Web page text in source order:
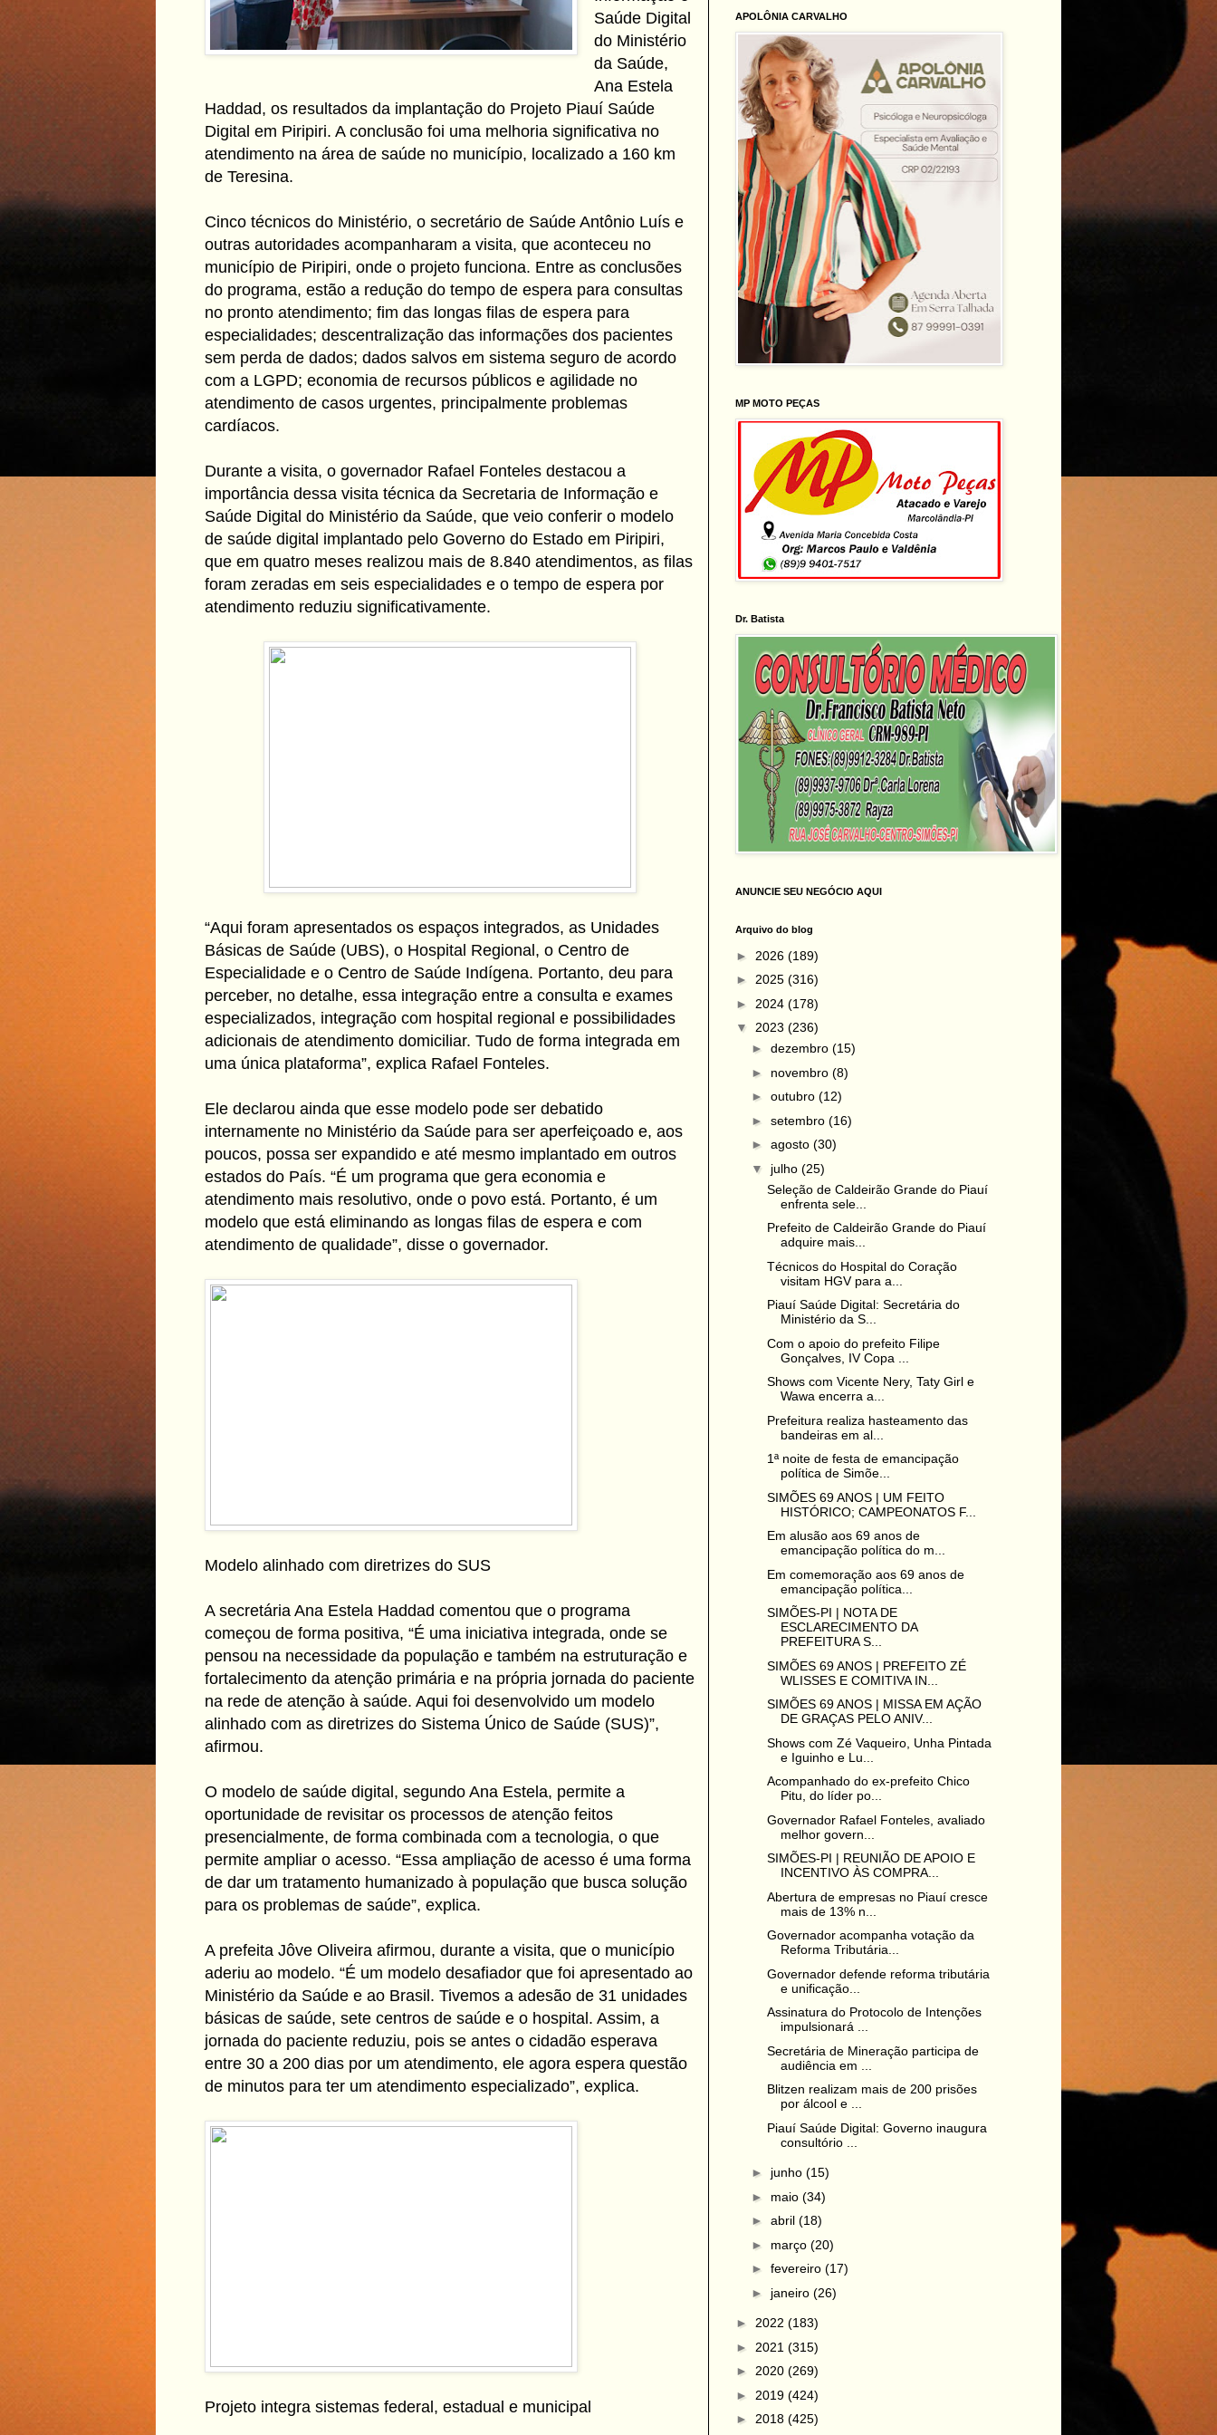
Saúde Digital
do Ministério
da Saúde,
Ana Estela
Haddad, os resultados da implantação do Projeto Piauí Saúde
Digital em Piripiri. A conclusão foi uma melhoria significativa no
atendimento na área de saúde no município, localizado a 160 km
de Teresina.
Cinco técnicos do Ministério, o secretário de Saúde Antônio Luís e
outras autoridades acompanharam a visita, que aconteceu no
município de Piripiri, onde o projeto funciona. Entre as conclusões
do programa, estão a redução do tempo de espera para consultas
no pronto atendimento; fim das longas filas de espera para
especialidades; descentralização das informações dos pacientes
sem perda de dados; dados salvos em sistema seguro de acordo
com a LGPD; economia de recursos públicos e agilidade no
atendimento de casos urgentes, principalmente problemas
cardíacos.
Durante a visita, o governador Rafael Fonteles destacou a
importância dessa visita técnica da Secretaria de Informação e
Saúde Digital do Ministério da Saúde, que veio conferir o modelo
de saúde digital implantado pelo Governo do Estado em Piripiri,
que em quatro meses realizou mais de 8.840 atendimentos, as filas
foram zeradas em seis especialidades e o tempo de espera por
atendimento reduziu significativamente.
“Aqui foram apresentados os espaços integrados, as Unidades
Básicas de Saúde (UBS), o Hospital Regional, o Centro de
Especialidade e o Centro de Saúde Indígena. Portanto, deu para
perceber, no detalhe, essa integração entre a consulta e exames
especializados, integração com hospital regional e possibilidades
adicionais de atendimento domiciliar. Tudo de forma integrada em
uma única plataforma”, explica Rafael Fonteles.
Ele declarou ainda que esse modelo pode ser debatido
internamente no Ministério da Saúde para ser aperfeiçoado e, aos
poucos, possa ser expandido e até mesmo implantado em outros
estados do País. “É um programa que gera economia e
atendimento mais resolutivo, onde o povo está. Portanto, é um
modelo que está eliminando as longas filas de espera e com
atendimento de qualidade”, disse o governador.
Modelo alinhado com diretrizes do SUS
A secretária Ana Estela Haddad comentou que o programa
começou de forma positiva, “É uma iniciativa integrada, onde se
pensou na necessidade da população e também na estruturação e
fortalecimento da atenção primária e na própria jornada do paciente
na rede de atenção à saúde. Aqui foi desenvolvido um modelo
alinhado com as diretrizes do Sistema Único de Saúde (SUS)”,
afirmou.
O modelo de saúde digital, segundo Ana Estela, permite a
oportunidade de revisitar os processos de atenção feitos
presencialmente, de forma combinada com a tecnologia, o que
permite ampliar o acesso. “Essa ampliação de acesso é uma forma
de dar um tratamento humanizado à população que busca solução
para os problemas de saúde”, explica.
A prefeita Jôve Oliveira afirmou, durante a visita, que o município
aderiu ao modelo. “É um modelo desafiador que foi apresentado ao
Ministério da Saúde e ao Brasil. Tivemos a adesão de 31 unidades
básicas de saúde, sete centros de saúde e o hospital. Assim, a
jornada do paciente reduziu, pois se antes o cidadão esperava
entre 30 a 200 dias por um atendimento, ele agora espera questão
de minutos para ter um atendimento especializado”, explica.
Projeto integra sistemas federal, estadual e municipal
APOLÔNIA CARVALHO
MP MOTO PEÇAS
Dr. Batista
ANUNCIE SEU NEGÓCIO AQUI
Arquivo do blog
► 2026 (189)
► 2025 (316)
► 2024 (178)
▼ 2023 (236)
► dezembro (15)
► novembro (8)
► outubro (12)
► setembro (16)
► agosto (30)
▼ julho (25)
Seleção de Caldeirão Grande do Piauí
enfrenta sele...
Prefeito de Caldeirão Grande do Piauí
adquire mais...
Técnicos do Hospital do Coração
visitam HGV para a...
Piauí Saúde Digital: Secretária do
Ministério da S...
Com o apoio do prefeito Filipe
Gonçalves, IV Copa ...
Shows com Vicente Nery, Taty Girl e
Wawa encerra a...
Prefeitura realiza hasteamento das
bandeiras em al...
1ª noite de festa de emancipação
política de Simõe...
SIMÕES 69 ANOS | UM FEITO
HISTÓRICO; CAMPEONATOS F...
Em alusão aos 69 anos de
emancipação política do m...
Em comemoração aos 69 anos de
emancipação política...
SIMÕES-PI | NOTA DE
ESCLARECIMENTO DA
PREFEITURA S...
SIMÕES 69 ANOS | PREFEITO ZÉ
WLISSES E COMITIVA IN...
SIMÕES 69 ANOS | MISSA EM AÇÃO
DE GRAÇAS PELO ANIV...
Shows com Zé Vaqueiro, Unha Pintada
e Iguinho e Lu...
Acompanhado do ex-prefeito Chico
Pitu, do líder po...
Governador Rafael Fonteles, avaliado
melhor govern...
SIMÕES-PI | REUNIÃO DE APOIO E
INCENTIVO ÀS COMPRA...
Abertura de empresas no Piauí cresce
mais de 13% n...
Governador acompanha votação da
Reforma Tributária...
Governador defende reforma tributária
e unificação...
Assinatura do Protocolo de Intenções
impulsionará ...
Secretária de Mineração participa de
audiência em ...
Blitzen realizam mais de 200 prisões
por álcool e ...
Piauí Saúde Digital: Governo inaugura
consultório ...
► junho (15)
► maio (34)
► abril (18)
► março (20)
► fevereiro (17)
► janeiro (26)
► 2022 (183)
► 2021 (315)
► 2020 (269)
► 2019 (424)
► 2018 (425)